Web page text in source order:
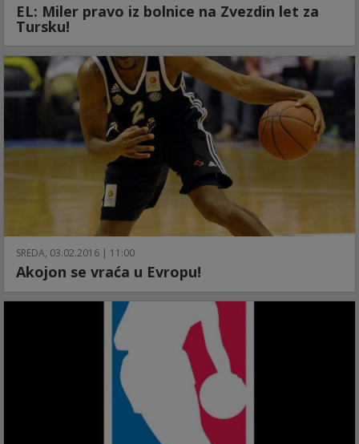
EL: Miler pravo iz bolnice na Zvezdin let za
Tursku!
SREDA, 03.02.2016 | 11:00
Akojon se vraća u Evropu!